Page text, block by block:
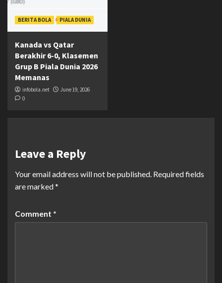
BERITA BOLA PIALA DUNIA
Kanada vs Qatar
Berakhir 6-0, Klasemen
Grup B Piala Dunia 2026
Memanas
infobola.net
June 19, 2026
0
Leave a Reply
Your email address will not be published. Required fields
are marked*
Comment *